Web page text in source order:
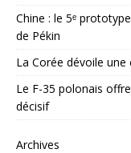
Chine : le 5ᵉ
de Pékin
La Corée dévoile
Le F-35 polonais
décisif
Archives